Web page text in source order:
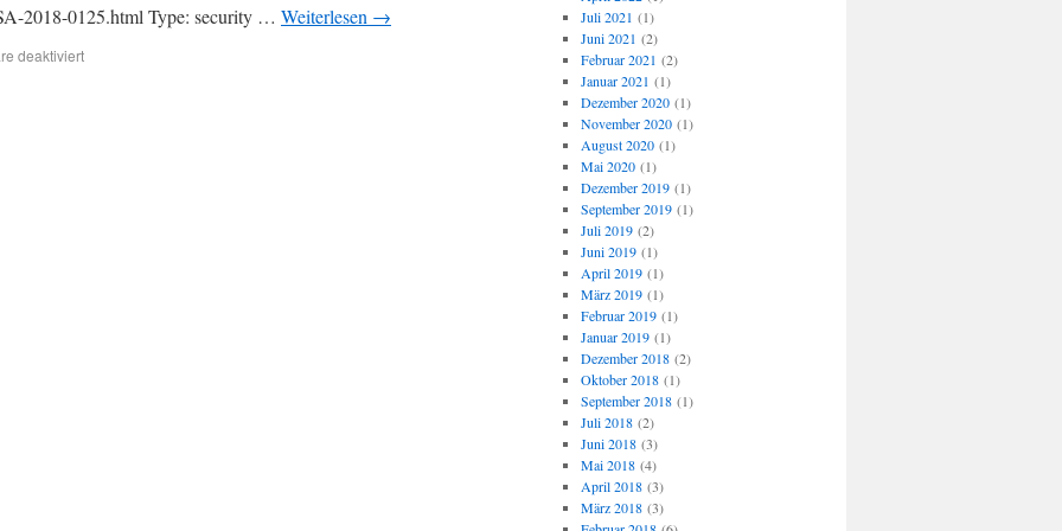
2018-0125.html Type: security … Weiterlesen →
deaktiviert
Juli 2021 (1)
Juni 2021 (2)
Februar 2021 (2)
Januar 2021 (1)
Dezember 2020(1)
November 2020(1)
August 2020(1)
Mai 2020(1)
Dezember 2019(1)
September 2019(1)
Juli 2019(2)
Juni 2019(1)
April 2019(1)
März 2019(1)
Februar 2019(1)
Januar 2019(1)
Dezember 2018(2)
Oktober 2018(1)
September 2018(1)
Juli 2018(2)
Juni 2018(3)
Mai 2018(4)
April 2018(3)
März 2018(3)